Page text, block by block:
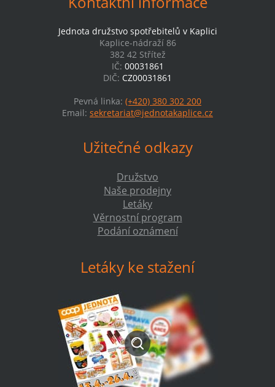
Jednota družstvo spotřebitelů v Kaplici
Kaplice-nádraží 86
382 42 Střítež
IČ: 00031861
DIČ: CZ00031861
Pevná linka: (+420) 380 302 200
Email: sekretariat@jednotakaplice.cz
Užitečné odkazy
Družstvo
Naše prodejny
Letáky
Věrnostní program
Podání oznámení
Letáky ke stažení